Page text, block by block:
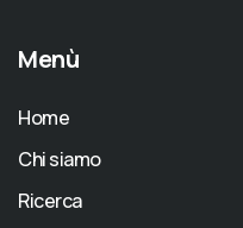
Menù
Home
Chi siamo
Ricerca